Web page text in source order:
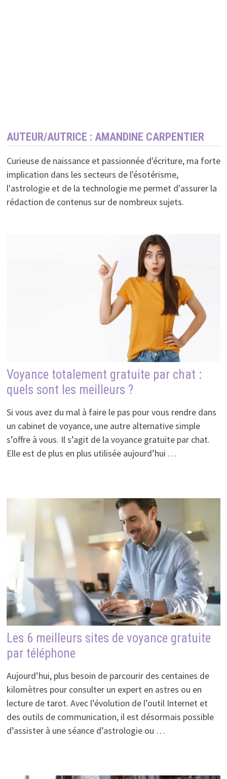
AUTEUR/AUTRICE : AMANDINE CARPENTIER
Curieuse de naissance et passionnée d'écriture, ma forte
implication dans les secteurs de l'ésotérisme,
l'astrologie et de la technologie me permet d'assurer la
rédaction de contenus sur de nombreux sujets.
Voyance totalement gratuite par chat :
quels sont les meilleurs ?
Si vous avez du mal à faire le pas pour vous rendre dans
un cabinet de voyance, une autre alternative simple
s’offre à vous. Il s’agit de la voyance gratuite par chat.
Elle est de plus en plus utilisée aujourd’hui …
Les 6 meilleurs sites de voyance gratuite
par téléphone
Aujourd’hui, plus besoin de parcourir des centaines de
kilomètres pour consulter un expert en astres ou en
lecture de tarot. Avec l’évolution de l’outil Internet et
des outils de communication, il est désormais possible
d’assister à une séance d’astrologie ou …